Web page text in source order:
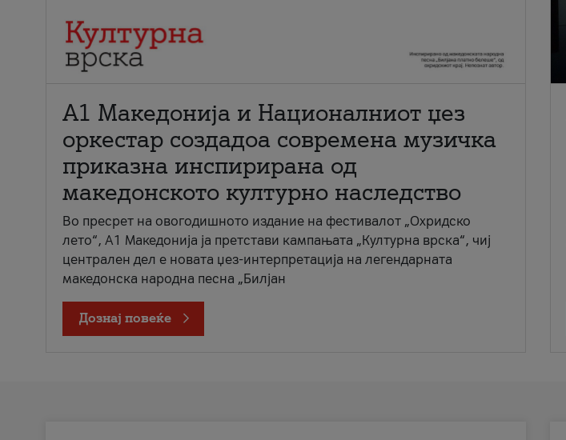
А1 Македонија и Националниот џез
оркестар создадоа современа музичка
приказна инспирирана од
македонското културно наследство
Во пресрет на овогодишното издание на фестивалот „Охридско
лето“, А1 Македонија ја претстави кампањата „Културна врска“, чиј
централен дел е новата џез-интерпретација на легендарната
македонска народна песна „Билјан
Дознај повеќе